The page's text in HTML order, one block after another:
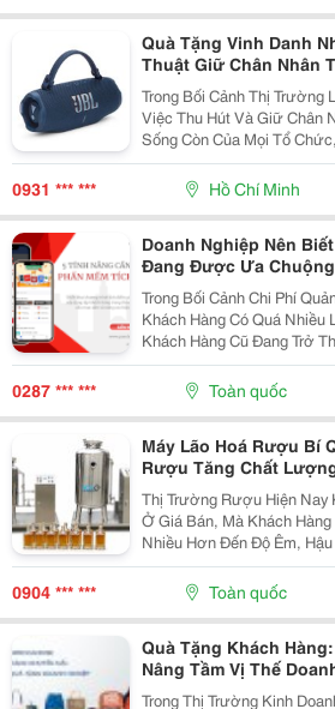
Quà Tặng Vinh Danh
Thuật Giữ Chân Nhân
Lực Cống Hiến
Trong Bối Cảnh Thị Trường
Việc Thu Hút Và Giữ Chân
Sống Còn Của Mọi Tổ
(Recognition Culture)
Xây Dựng Một Tập Thể
Tặng...
0931 *** *** Hồ Chí Minh
Doanh Nghiệp Nên
Đang Được Ưa
Trong Bối Cảnh Chi Phí
Khách Hàng Có Quá
Khách Hàng Cũ Đang Trở
Nhiều Doanh Nghiệp. Thay
Khách Hàng Mới, Các
0287 *** *** Toàn quốc
Máy Lão Hoá Rượu Bí
Rượu Tăng Chất
Chóng
Thị Trường Rượu Hiện Nay
Ở Giá Bán, Mà Khách
Nhiều Hơn Đến Độ Êm,
Thưởng Thức. Một Chai
Hòa Và Ít Gắt Luôn Có
Chân Khách...
0904 *** *** Toàn quốc
Quà Tặng Khách
Nâng Tầm Vị Thế
Trong Thị Trường Kinh